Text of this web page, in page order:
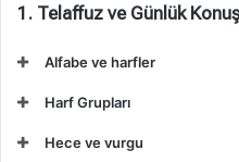
1. Telaffuz ve Günlük
Alfabe ve harfler
Harf Grupları
Hece ve vurgu